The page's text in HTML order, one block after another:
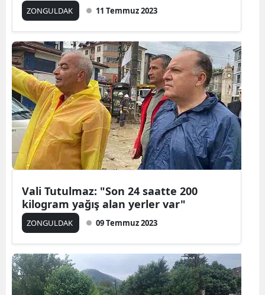
ZONGULDAK 11 Temmuz 2023
Vali Tutulmaz: "Son 24 saatte 200
kilogram yağış alan yerler var"
ZONGULDAK 09 Temmuz 2023